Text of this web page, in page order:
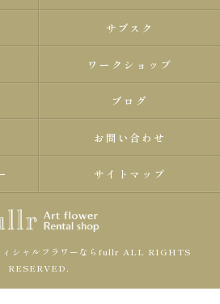
サブスク
ワークショップ
ブログ
お問い合わせ
サイトマップ
ィシャルフラワーならfullr ALL RIGHTS
RESERVED.